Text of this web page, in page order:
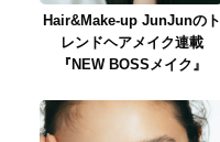
Hair&Make-up JunJunのト
レンドヘアメイク連載
『NEW BOSSメイク』